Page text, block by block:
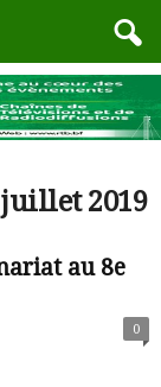
2019
au 8e
0